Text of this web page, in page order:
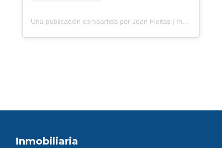
Una publicación compartida por Joan Fleitas | Inmobiliaria en Gualeguaychú, Entre Ríos 🇦🇷 (@fleitaspropiedades)
Inmobiliaria